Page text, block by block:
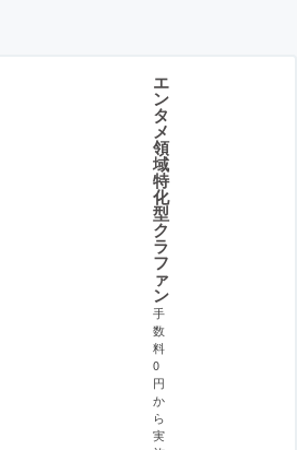
エ
ン
タ
メ
領
域
特
化
型
ク
ラ
フ
ァ
ン
手
数
料
0
円
か
ら
実